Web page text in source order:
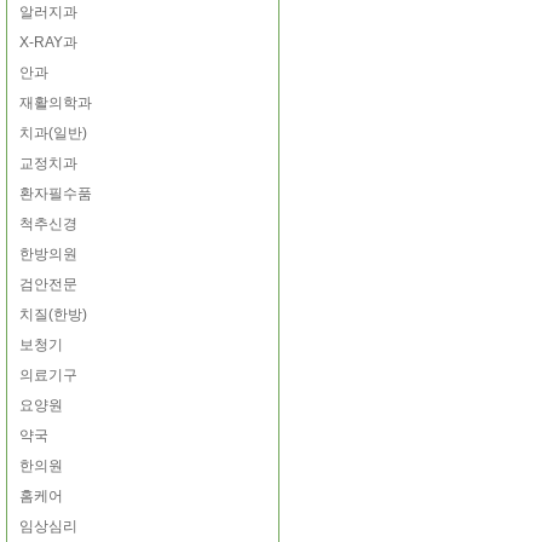
알러지과
X-RAY과
안과
재활의학과
치과(일반)
교정치과
환자필수품
척추신경
한방의원
검안전문
치질(한방)
보청기
의료기구
요양원
약국
한의원
홈케어
임상심리